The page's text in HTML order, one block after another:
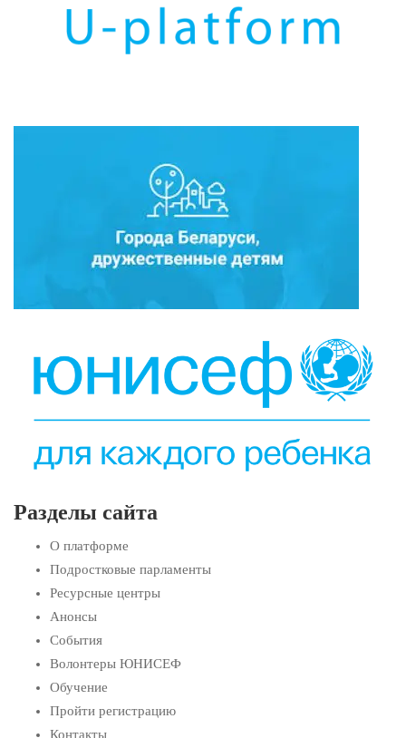
Разделы сайта
О платформе
Подростковые парламенты
Ресурсные центры
Анонсы
События
Волонтеры ЮНИСЕФ
Обучение
Пройти регистрацию
Контакты